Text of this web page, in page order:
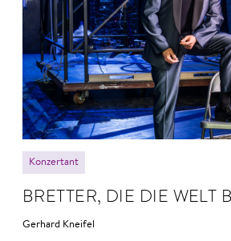
Konzertant
BRETTER, DIE DIE WELT
Gerhard Kneifel